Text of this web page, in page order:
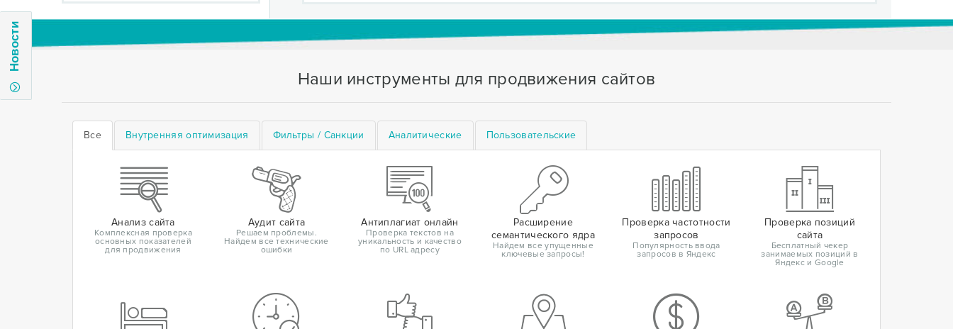
Новости
Наши инструменты для продвижения сайтов
Все Внутренняя оптимизация Фильтры / Санкции Аналитические Пользовательские
Анализ сайта
Комплексная проверка
основных показателей
для продвижения
Аудит сайта
Решаем проблемы.
Найдем все технические
ошибки
Антиплагиат онлайн
Проверка текстов на
уникальность и качество
по URL адресу
Расширение
семантического ядра
Найдем все упущенные
ключевые запросы!
Проверка частотности
запросов
Популярность ввода
запросов в Яндекс
Проверка позиций
сайта
Бесплатный чекер
занимаемых позиций в
Яндекс и Google